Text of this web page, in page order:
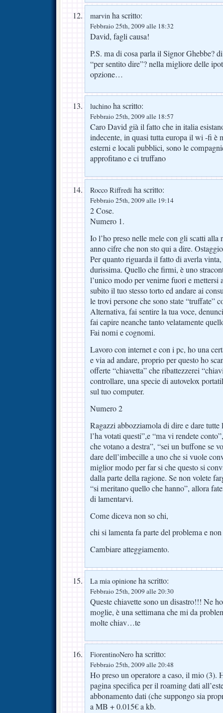
marvin ha scritto:
Febbraio 25th, 2009 alle 18:32
David, fagli causa!
P.S. ma di cosa parla il Signor Ghebbe?
“per sentito dire”? nella migliore delle
opzione…
luchino ha scritto:
Febbraio 25th, 2009 alle 18:57
Caro David già il fatto che in italia
indecente, in quasi tutta europa il wi -fi è
esterni e locali pubblici, sono le
approfitano e ci truffano
Rocco Riffredi ha scritto:
Febbraio 25th, 2009 alle 19:14
2 Cose.
Numero 1.
Io l’ho preso nelle mele con gli scatti alla
anno cifre che non sto qui a dire.
Per quanto riguarda il fatto di averla
durissima. Quello che firmi, è uno
l’unico modo per venirne fuori e mettersi
subito il tuo stesso torto ed andare ai
le trovi persone che sono state “truffate”
Alternativa, fai sentire la tua voce,
fai capire neanche tanto velatamente
Fai nomi e cognomi.
Lavoro con internet e con i pc, ho una
e via ad andare, proprio per questo ho
offerte “chiavetta” che ribattezzerei
controllare, una specie di autovelox
sul tuo computer.
Numero 2
Ragazzi abbozziamola di dire e dare
l’ha votati questi”,e “ma vi rendete
che votano a destra”, “sei un buffone se
dare dell’imbecille a uno che si vuole
miglior modo per far si che questo si
dalla parte della ragione. Se non volete
“si meritano quello che hanno”, allora
di lamentarvi.
Come diceva non so chi,
chi si lamenta fa parte del problema e
Cambiare atteggiamento.
La mia opinione ha scritto:
Febbraio 25th, 2009 alle 20:30
Queste chiavette sono un disastro!!! Ne
moglie, è una settimana che mi da
molte chiav…te
FiorentinoNero ha scritto:
Febbraio 25th, 2009 alle 20:48
Ho preso un operatore a caso, il mio (3).
pagina specifica per il roaming dati
abbonamento dati (che suppongo sia
a MB + 0.015€ a kb.